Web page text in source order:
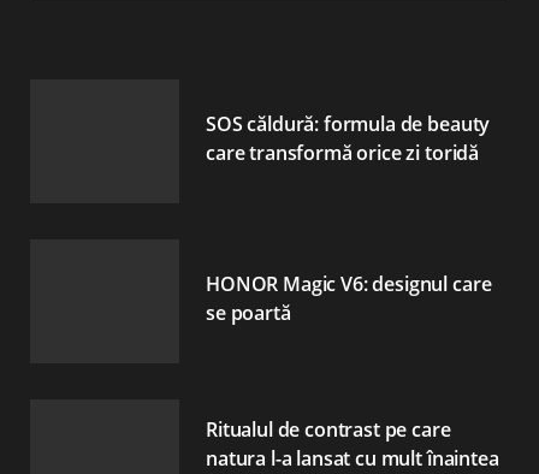
SOS căldură: formula de beauty
care transformă orice zi toridă
HONOR Magic V6: designul care
se poartă
Ritualul de contrast pe care
natura l-a lansat cu mult înaintea